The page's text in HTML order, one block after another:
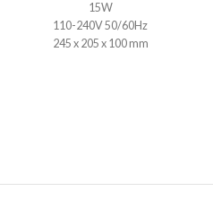
15W
110-240V 50/60Hz
245 x 205 x 100 mm